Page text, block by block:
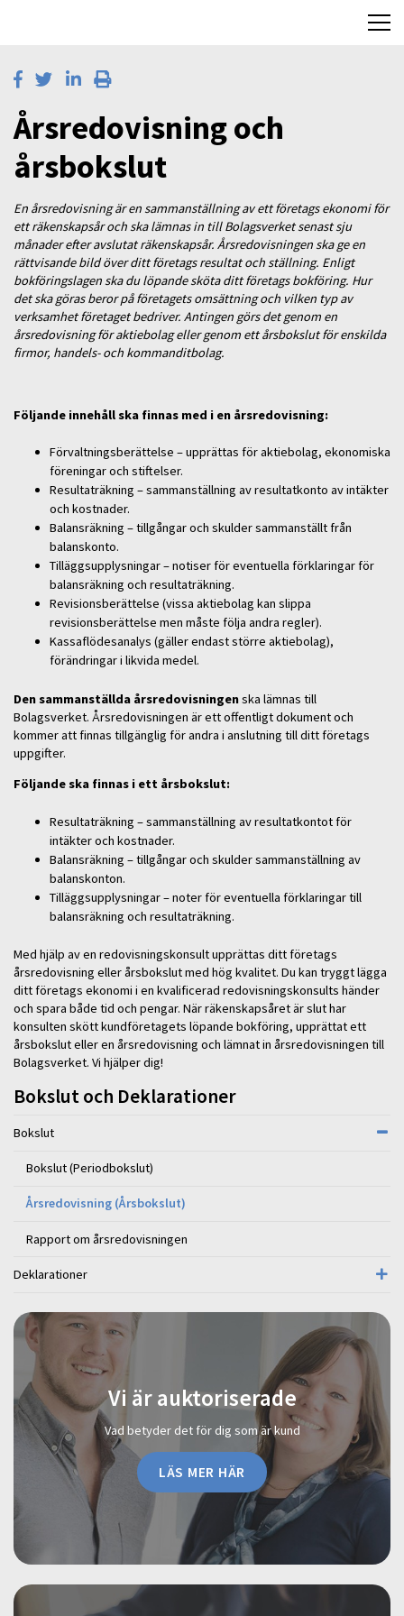
Årsredovisning och
årsbokslut
En årsredovisning är en sammanställning av ett företags ekonomi för
ett räkenskapsår och ska lämnas in till Bolagsverket senast sju
månader efter avslutat räkenskapsår. Årsredovisningen ska ge en
rättvisande bild över ditt företags resultat och ställning. Enligt
bokföringslagen ska du löpande sköta ditt företags bokföring. Hur
det ska göras beror på företagets omsättning och vilken typ av
verksamhet företaget bedriver. Antingen görs det genom en
årsredovisning för aktiebolag eller genom ett årsbokslut för enskilda
firmor, handels- och kommanditbolag.
Följande innehåll ska finnas med i en årsredovisning:
Förvaltningsberättelse – upprättas för aktiebolag, ekonomiska
föreningar och stiftelser.
Resultaträkning – sammanställning av resultatkonto av intäkter
och kostnader.
Balansräkning – tillgångar och skulder sammanställt från
balanskonto.
Tilläggsupplysningar – notiser för eventuella förklaringar för
balansräkning och resultaträkning.
Revisionsberättelse (vissa aktiebolag kan slippa
revisionsberättelse men måste följa andra regler).
Kassaflödesanalys (gäller endast större aktiebolag),
förändringar i likvida medel.
Den sammanställda årsredovisningenska lämnas till
Bolagsverket. Årsredovisningen är ett offentligt dokument och
kommer att finnas tillgänglig för andra i anslutning till ditt företags
uppgifter.
Följande ska finnas i ett årsbokslut:
Resultaträkning – sammanställning av resultatkontot för
intäkter och kostnader.
Balansräkning – tillgångar och skulder sammanställning av
balanskonton.
Tilläggsupplysningar – noter för eventuella förklaringar till
balansräkning och resultaträkning.
Med hjälp av en redovisningskonsult upprättas ditt företags
årsredovisning eller årsbokslut med hög kvalitet. Du kan tryggt lägga
ditt företags ekonomi i en kvalificerad redovisningskonsults händer
och spara både tid och pengar. När räkenskapsåret är slut har
konsulten skött kundföretagets löpande bokföring, upprättat ett
årsbokslut eller en årsredovisning och lämnat in årsredovisningen till
Bolagsverket. Vi hjälper dig!
Bokslut och Deklarationer
Bokslut
Bokslut (Periodbokslut)
Årsredovisning (Årsbokslut)
Rapport om årsredovisningen
Deklarationer
Vi är auktoriserade
Vad betyder det för dig som är kund
LÄS MER HÄR